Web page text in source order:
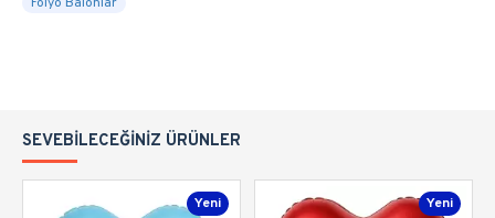
SEVEBILECEĞINIZ ÜRÜNLER
Yeni Yeni